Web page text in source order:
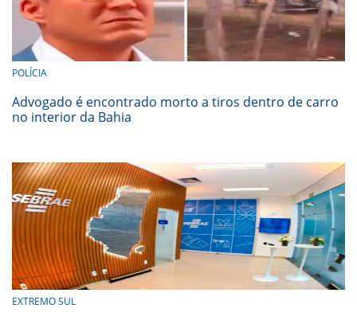
POLÍCIA
Advogado é encontrado morto a tiros dentro de carro
no interior da Bahia
EXTREMO SUL